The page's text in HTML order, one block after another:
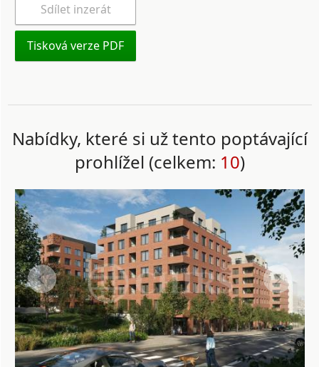
Sdílet inzerát
Tisková verze PDF
Nabídky, které si už tento poptávající
prohlížel (celkem: 10)